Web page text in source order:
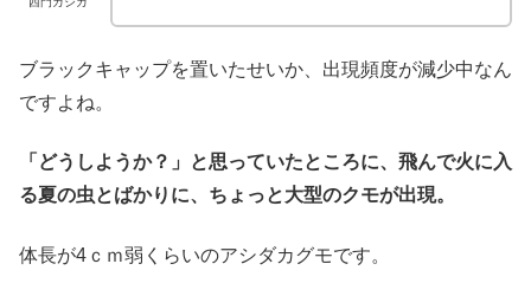
ブラックキャップを置いたせいか、出現頻度が減少中なん
ですよね。
「どうしようか？」と思っていたところに、飛んで火に入
る夏の虫とばかりに、ちょっと大型のクモが出現。
体長が4ｃｍ弱くらいのアシダカグモです。